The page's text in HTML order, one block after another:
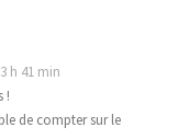
h 41 min
!
de compter sur le